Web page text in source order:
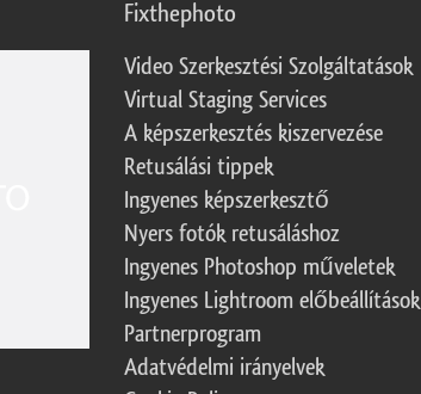
Fixthephoto
Video Szerkesztési Szolgáltatások
Virtual Staging Services
A képszerkesztés kiszervezése
Retusálási tippek
Ingyenes képszerkesztő
Nyers fotók retusáláshoz
Ingyenes Photoshop műveletek
Ingyenes Lightroom előbeállítások
Partnerprogram
Adatvédelmi irányelvek